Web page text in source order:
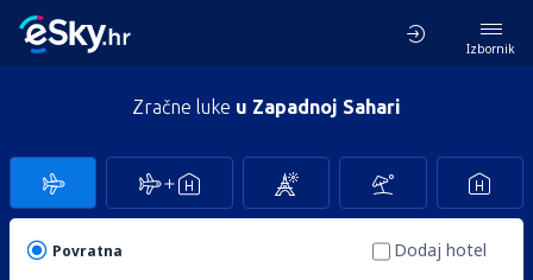
Izbornik
Zračne luke u Zapadnoj Sahari
Povratna
Dodaj hotel